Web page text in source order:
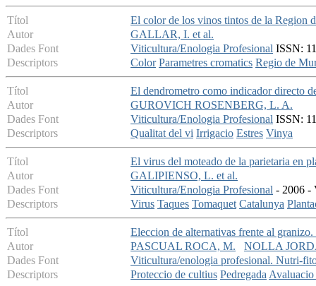
Títol
El color de los vinos tintos de la Region
Autor
GALLAR, I. et al.
Dades Font
Viticultura/Enologia Profesional ISSN:
Descriptors
Color Parametres cromatics Regio de
Títol
El dendrometro como indicador directo
Autor
GUROVICH ROSENBERG, L. A.
Dades Font
Viticultura/Enologia Profesional ISSN:
Descriptors
Qualitat del vi Irrigacio Estres Vinya
Títol
El virus del moteado de la parietaria en
Autor
GALIPIENSO, L. et al.
Dades Font
Viticultura/Enologia Profesional - 2006 -
Descriptors
Virus Taques Tomaquet Catalunya
Títol
Eleccion de alternativas frente al
Autor
PASCUAL ROCA, M.
NOLLA
Dades Font
Viticultura/enologia profesional. Nutri-
Descriptors
Proteccio de cultius PedregadaAvaluacio